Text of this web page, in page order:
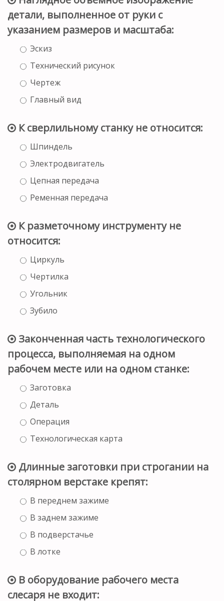
детали, выполненное от руки с
указанием размеров и масштаба:
Эскиз
Технический рисунок
Чертеж
Главный вид
К сверлильному станку не относится:
Шпиндель
Электродвигатель
Цепная передача
Ременная передача
К разметочному инструменту не
относится:
Циркуль
Чертилка
Угольник
Зубило
Законченная часть технологического
процесса, выполняемая на одном
рабочем месте или на одном станке:
Заготовка
Деталь
Операция
Технологическая карта
Длинные заготовки при строгании на
столярном верстаке крепят:
В переднем зажиме
В заднем зажиме
В подверстачье
В лотке
В оборудование рабочего места
слесаря не входит: